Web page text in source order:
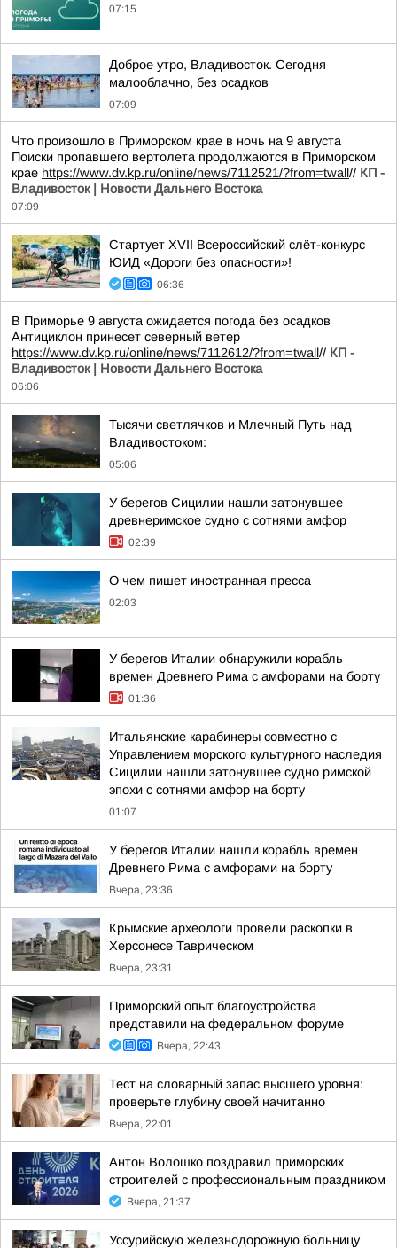
07:15
Доброе утро, Владивосток. Сегодня
малооблачно, без осадков
07:09
Что произошло в Приморском крае в ночь на 9 августа
Поиски пропавшего вертолета продолжаются в Приморском
крае https://www.dv.kp.ru/online/news/7112521/?from=twall// КП -
Владивосток | Новости Дальнего Востока
07:09
Стартует XVII Всероссийский слёт-конкурс
ЮИД «Дороги без опасности»!
06:36
В Приморье 9 августа ожидается погода без осадков
Антициклон принесет северный ветер
https://www.dv.kp.ru/online/news/7112612/?from=twall// КП -
Владивосток | Новости Дальнего Востока
06:06
Тысячи светлячков и Млечный Путь над
Владивостоком:
05:06
У берегов Сицилии нашли затонувшее
древнеримское судно с сотнями амфор
02:39
О чем пишет иностранная пресса
02:03
У берегов Италии обнаружили корабль
времен Древнего Рима с амфорами на борту
01:36
Итальянские карабинеры совместно с
Управлением морского культурного наследия
Сицилии нашли затонувшее судно римской
эпохи с сотнями амфор на борту
01:07
У берегов Италии нашли корабль времен
Древнего Рима с амфорами на борту
Вчера, 23:36
Крымские археологи провели раскопки в
Херсонесе Таврическом
Вчера, 23:31
Приморский опыт благоустройства
представили на федеральном форуме
Вчера, 22:43
Тест на словарный запас высшего уровня:
проверьте глубину своей начитанно
Вчера, 22:01
Антон Волошко поздравил приморских
строителей с профессиональным праздником
Вчера, 21:37
Уссурийскую железнодорожную больницу